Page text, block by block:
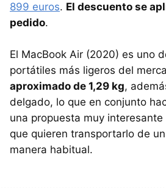
899 euros. El descuento se
pedido.
El MacBook Air (2020) es uno
portátiles más ligeros del
aproximado de 1,29 kg,
delgado, lo que en conjunto
una propuesta muy
que quieren transportarlo de
manera habitual.